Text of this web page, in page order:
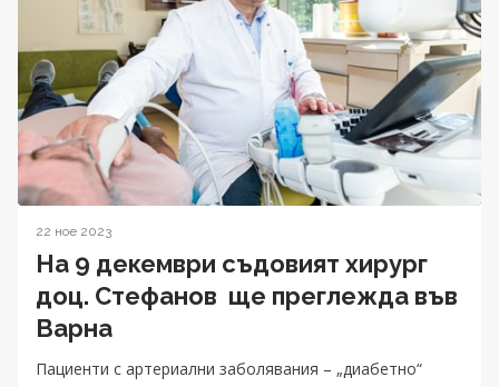
22 ное 2023
На 9 декември съдовият хирург
доц. Стефанов ще преглежда във
Варна
Пациенти с артериални заболявания – „диабетно“